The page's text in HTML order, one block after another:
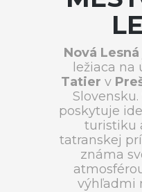
Nová Lesná
ležiaca na
Tatier v
poskytuje
turistiku
tatranskej
známa
výhľadmi